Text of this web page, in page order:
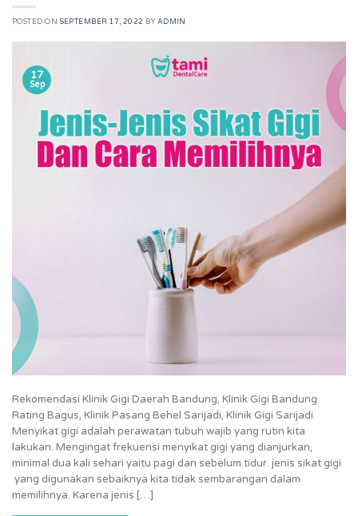
POSTED ON SEPTEMBER 17, 2022 BY ADMIN
17
Sep
Rekomendasi Klinik Gigi Daerah Bandung, Klinik Gigi Bandung
Rating Bagus, Klinik Pasang Behel Sarijadi, Klinik Gigi Sarijadi.
Menyikat gigi adalah perawatan tubuh wajib yang rutin kita
lakukan. Mengingat frekuensi menyikat gigi yang dianjurkan,
minimal dua kali sehari yaitu pagi dan sebelum tidur. jenis sikat gigi
yang digunakan sebaiknya kita tidak sembarangan dalam
memilihnya. Karena jenis […]